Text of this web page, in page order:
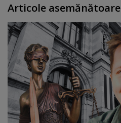
Articole asemănătoare